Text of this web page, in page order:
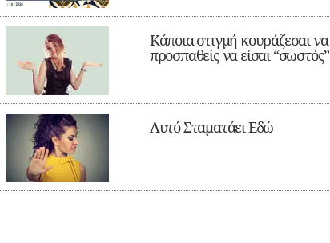
Κάποια στιγμή κουράζεσαι να
προσπαθείς να είσαι “σωστός”
Αυτό Σταματάει Εδώ